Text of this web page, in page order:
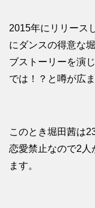
2015年にリリース
にダンスの得意な
ブストーリーを演
では！？と噂が広
このとき堀田茜は
恋愛禁止なので2人
ます。